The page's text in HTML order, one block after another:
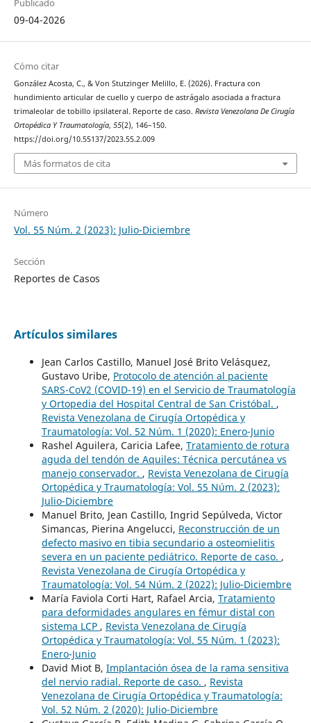
09-04-2026
Cómo citar
González Acosta, C., & Von Stutzinger Melillo, E. (2026). Fractura con
hundimiento articular de cuello y cuerpo de astrágalo asociada a fractura
trimaleolar de tobillo ipsilateral. Reporte de caso. Revista Venezolana De Cirugía
Ortopédica Y Traumatología, 55(2), 146–150.
https://doi.org/10.55137/2023.55.2.009
Más formatos de cita
Número
Vol. 55 Núm. 2 (2023): Julio-Diciembre
Sección
Reportes de Casos
Artículos similares
Jean Carlos Castillo, Manuel José Brito Velásquez,
Gustavo Uribe, Protocolo de atención al paciente
SARS-CoV2 (COVID-19) en el Servicio de Traumatología
y Ortopedia del Hospital Central de San Cristóbal. ,
Revista Venezolana de Cirugía Ortopédica y
Traumatología: Vol. 52 Núm. 1 (2020): Enero-Junio
Rashel Aguilera, Caricia Lafee, Tratamiento de rotura
aguda del tendón de Aquiles: Técnica percutánea vs
manejo conservador. , Revista Venezolana de Cirugía
Ortopédica y Traumatología: Vol. 55 Núm. 2 (2023):
Julio-Diciembre
Manuel Brito, Jean Castillo, Ingrid Sepúlveda, Victor
Simancas, Pierina Angelucci, Reconstrucción de un
defecto masivo en tibia secundario a osteomielitis
severa en un paciente pediátrico. Reporte de caso. ,
Revista Venezolana de Cirugía Ortopédica y
Traumatología: Vol. 54 Núm. 2 (2022): Julio-Diciembre
María Faviola Corti Hart, Rafael Arcia, Tratamiento
para deformidades angulares en fémur distal con
sistema LCP , Revista Venezolana de Cirugía
Ortopédica y Traumatología: Vol. 55 Núm. 1 (2023):
Enero-Junio
David Miot B, Implantación ósea de la rama sensitiva
del nervio radial. Reporte de caso. , Revista
Venezolana de Cirugía Ortopédica y Traumatología:
Vol. 52 Núm. 2 (2020): Julio-Diciembre